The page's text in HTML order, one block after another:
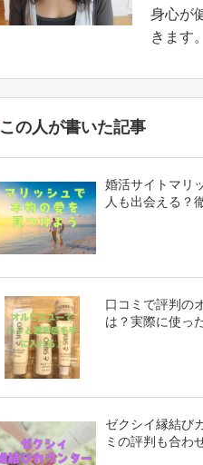
身心が
きます
この人が書いた記事
婚活サイトマリ
人も出会える？
口コミで評判の
は？実際に使っ
ゼクシイ縁結び
ミの評判も合わ